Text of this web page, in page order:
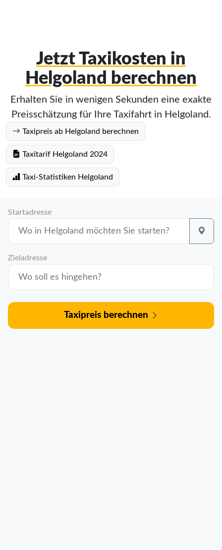
Jetzt Taxikosten in
Helgoland berechnen
Erhalten Sie in wenigen Sekunden eine exakte
Preisschätzung für Ihre Taxifahrt in Helgoland.
Taxipreis ab Helgoland berechnen
Taxitarif Helgoland 2024
Taxi-Statistiken Helgoland
Startadresse
Zieladresse
Taxipreis berechnen